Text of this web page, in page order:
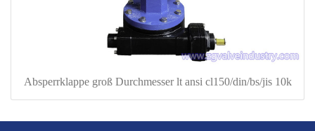
Absperrklappe groß Durchmesser lt ansi cl150/din/bs/jis 10k